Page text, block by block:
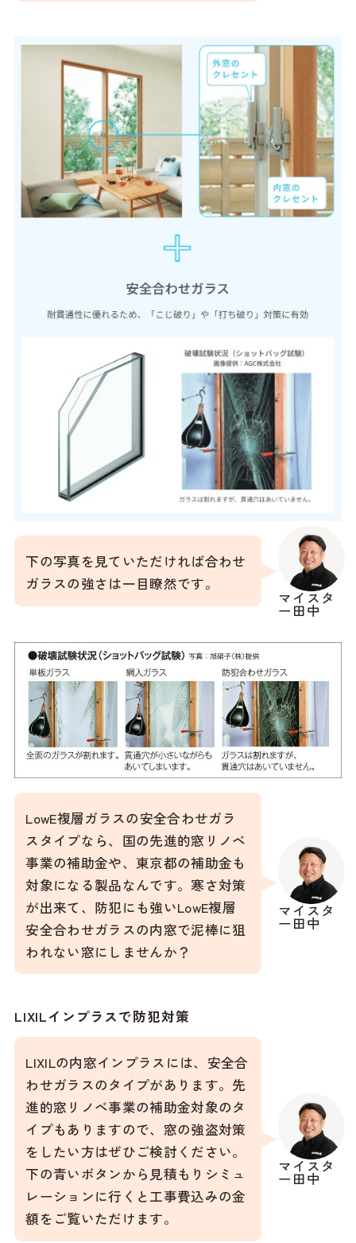
マイスタ
ー田中
下の写真を見ていただければ合わせ
ガラスの強さは一目瞭然です。
マイスタ
ー田中
LowE複層ガラスの安全合わせガラ
スタイプなら、国の先進的窓リノベ
事業の補助金や、東京都の補助金も
対象になる製品なんです。寒さ対策
が出来て、防犯にも強いLowE複層
安全合わせガラスの内窓で泥棒に狙
われない窓にしませんか？
LIXILインプラスで防犯対策
マイスタ
ー田中
LIXILの内窓インプラスには、安全合
わせガラスのタイプがあります。先
進的窓リノベ事業の補助金対象のタ
イプもありますので、窓の強盗対策
をしたい方はぜひご検討ください。
下の青いボタンから見積もりシミュ
レーションに行くと工事費込みの金
額をご覧いただけます。